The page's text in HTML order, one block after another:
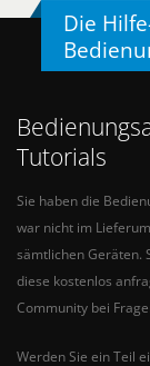
Die
Tutorials
Sie haben die
war nicht im
sämtlichen Geräten.
diese kostenlos
Community bei
Werden Sie ein Teil